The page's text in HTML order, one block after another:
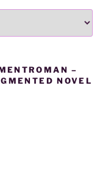
–
NOVEL